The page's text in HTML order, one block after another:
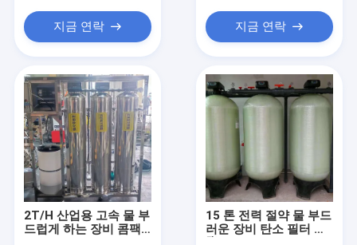
제품 소개
VR 쇼
회사 소개
공장 투어
지금 연락 지금 연락
2T/H 산업용 고속 물 부
드럽게 하는 장비 콤팩
15 톤 전력 절약 물 부드
러운 장비 탄소 필터 樹